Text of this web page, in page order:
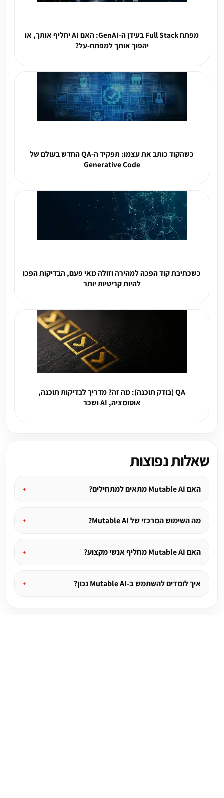
מפתח Full Stack בעידן ה-GenAI: האם AI יחליף אותך, או
יהפוך אותך למפתח-על?
כשהקוד כותב את עצמו: תפקיד ה-QA החדש בעולם של
Generative Code
כשכתיבת קוד הפכה למהירה וזולה מאי פעם, הבדיקות הפכו
להיות קריטיות יותר
QA (בודק תוכנה): מה זה? מדריך לבדיקות תוכנה,
אוטומציה, AI ושכר
שאלות נפוצות
האם Mutable AI מתאים למתחילים?
מה השימוש המרכזי של Mutable AI?
האם Mutable AI מחליף אנשי מקצוע?
איך לומדים להשתמש ב-Mutable AI נכון?